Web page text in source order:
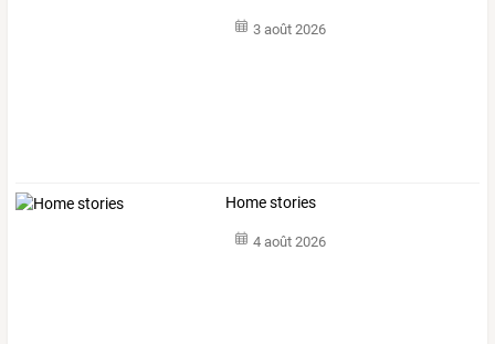
3 août 2026
Home stories
4 août 2026